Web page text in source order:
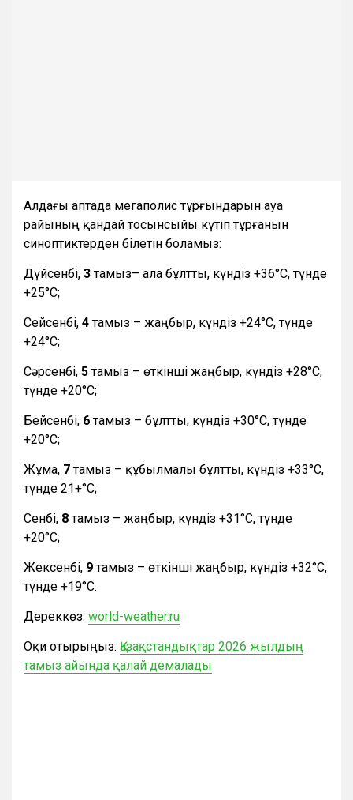
Алдағы аптада мегаполис тұрғындарын ауа
райының қандай тосынсыйы күтіп тұрғанын
синоптиктерден білетін боламыз:
Дүйсенбі, 3тамыз– ала бұлтты, күндіз +36°С, түнде
+25°С;
Сейсенбі, 4тамыз – жаңбыр, күндіз +24°С, түнде
+24°С;
Сәрсенбі, 5тамыз – өткінші жаңбыр, күндіз +28°С,
түнде +20°С;
Бейсенбі, 6тамыз – бұлтты, күндіз +30°С, түнде
+20°С;
Жұма, 7тамыз – құбылмалы бұлтты, күндіз +33°С,
түнде 21+°С;
Сенбі, 8тамыз – жаңбыр, күндіз +31°С, түнде
+20°С;
Жексенбі, 9тамыз – өткінші жаңбыр, күндіз +32°С,
түнде +19°С.
Дереккөз: world-weather.ru
Оқи отырыңыз: Қазақстандықтар 2026 жылдың
тамыз айында қалай демалады